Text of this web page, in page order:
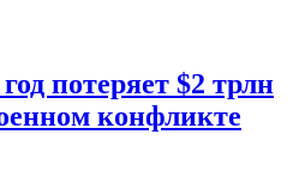
потеряет $2 трлн
конфликте